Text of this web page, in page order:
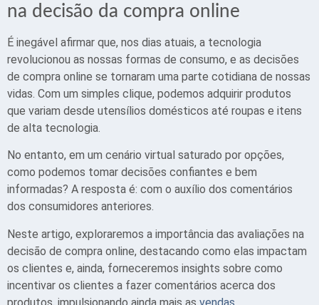
na decisão da compra online
É inegável afirmar que, nos dias atuais, a tecnologia
revolucionou as nossas formas de consumo, e as decisões
de compra online se tornaram uma parte cotidiana de nossas
vidas. Com um simples clique, podemos adquirir produtos
que variam desde utensílios domésticos até roupas e itens
de alta tecnologia.
No entanto, em um cenário virtual saturado por opções,
como podemos tomar decisões confiantes e bem
informadas? A resposta é: com o auxílio dos comentários
dos consumidores anteriores.
Neste artigo, exploraremos a importância das avaliações na
decisão de compra online, destacando como elas impactam
os clientes e, ainda, forneceremos insights sobre como
incentivar os clientes a fazer comentários acerca dos